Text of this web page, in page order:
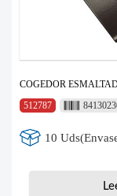
COGEDOR
512787
10